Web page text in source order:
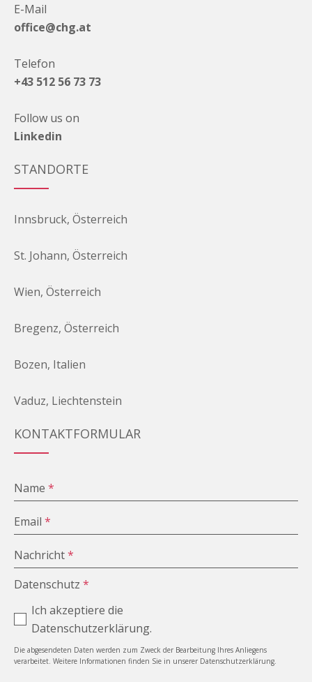
E-Mail
office@chg.at
Telefon
+43 512 56 73 73
Follow us on
Linkedin
STANDORTE
Innsbruck, Österreich
St. Johann, Österreich
Wien, Österreich
Bregenz, Österreich
Bozen, Italien
Vaduz, Liechtenstein
KONTAKTFORMULAR
Name*
Email*
Nachricht*
Datenschutz*
Ich akzeptiere die
Datenschutzerklärung.
Die abgesendeten Daten werden zum Zweck der Bearbeitung Ihres Anliegens
verarbeitet. Weitere Informationen finden Sie in unserer Datenschutzerklärung.